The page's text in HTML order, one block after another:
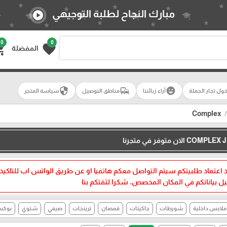
0
favorite المفضلة
0
مبارك النجاح لطلبة التوجيهي play_circle
تجار الجملة emoji_emotionsآراء زبائننا commuteمناطق التوصيل securityسياسة المتجر
Complex
اعتماد طلبيتكم سيتم التواصل معكم هاتفيا او عن طريق الواتس اب
بياناتكم في المكان المخصص، شكرا لثقتكم بنا
ملابس داخلية شورطات جاكيتات قمصان ترينجات صيفي شتوي